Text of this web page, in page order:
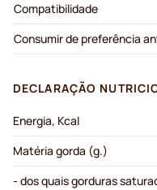
Compatibilidade
Consumir de preferência
DECLARAÇÃO
Energia, Kcal
Matéria gorda (g.)
- dos quais gorduras